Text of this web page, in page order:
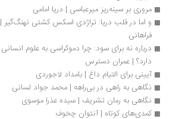
مروری بر سینه‌ریز میرعباسی | دریا امامی
دارد؟ | عمران دسترس
آیینی برای التیام داغ | بامداد لاجوردی
نگاهی به راهی در بی‌راهه | محمد جواد لسانی
نگاهی به رمان تشریف | سیده عذرا موسوی
کمدی‌های کوتاه | آنتوان چخوف